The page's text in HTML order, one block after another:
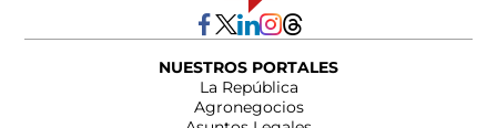
NUESTROS PORTALES
La República
Agronegocios